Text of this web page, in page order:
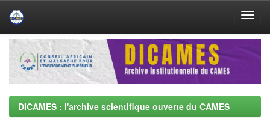
Skip
navigation
DICAMES : l'archive scientifique ouverte du CAMES